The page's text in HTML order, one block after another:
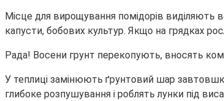
Місце для вирощування помідорів виділяють
капусти, бобових культур. Якщо на грядках
Рада! Восени грунт перекопують, вносять
У теплиці замінюють ґрунтовий шар
глибоке розпушування і роблять лунки під